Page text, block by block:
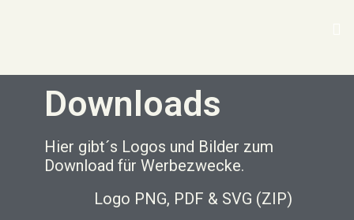
Downloads
Hier gibt´s Logos und Bilder zum
Download für Werbezwecke.
Logo PNG, PDF & SVG (ZIP)